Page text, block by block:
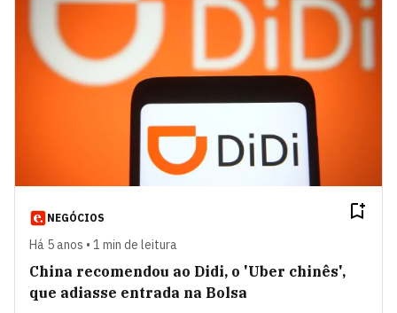
NEGÓCIOS
Há 5 anos • 1 min de leitura
China recomendou ao Didi, o 'Uber chinês',
que adiasse entrada na Bolsa